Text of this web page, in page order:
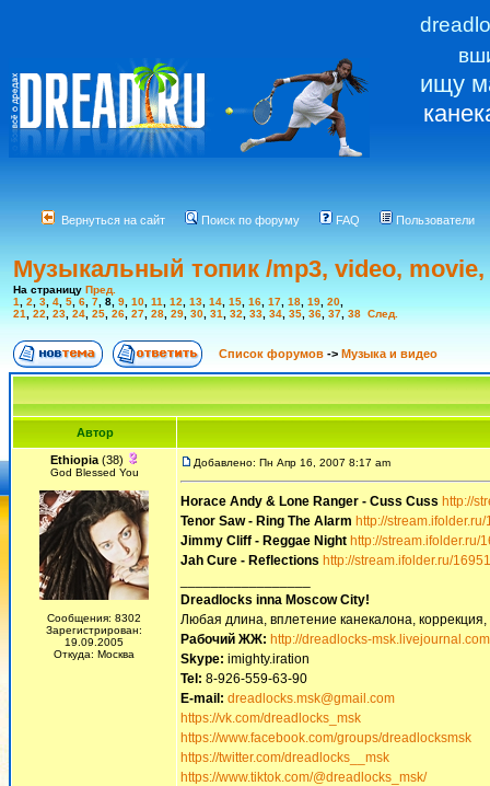
ищу
Вернуться на сайт Поиск по форуму FAQ Пользователи
Музыкальный топик /mp3, video,
На страницу Пред.
1
2 3 4 5 6 7 8 9 10 11 12 13 14 15 16 17 18 19 20
21
22 23 24 25 26 27 28 29 30 31 32 33 34 35 36 37 38 След.
Список форумов -> Музыка и видео
Автор
Ethiopia(38)
God Blessed You
Сообщения: 8302
Зарегистрирован:
19.09.2005
Откуда: Москва
Добавлено: Пн Апр 16, 2007 8:17 am
Horace Andy & Lone Ranger - Cuss Cuss http://
Tenor Saw - Ring The Alarm http://
Jimmy Cliff - Reggae Night http://stream.ifolder.ru/
Jah Cure - Reflections http://stream.ifolder.ru/
Dreadlocks inna Moscow Сity!
Любая длина, вплетение канекалона,
Рабочий ЖЖ: http://dreadlocks-
Skype: imighty.iration
Tel: 8-926-559-63-90
E-mail: dreadlocks.msk@gmail.com
https://vk.com/dreadlocks_msk
https://www.facebook.com/groups/dreadlocksmsk
https://twitter.com/dreadlocks__msk
https://www.tiktok.com/@dreadlocks_msk/